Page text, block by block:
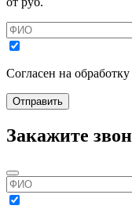
Согласен на обработку
Отправить
Закажите